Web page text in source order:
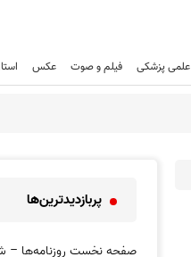
علمی پزشکی فیلم و صوت عکس
پربازدیدترین‌ها
صفحه نخست روزنامه‌ها – شنبه ۱۷